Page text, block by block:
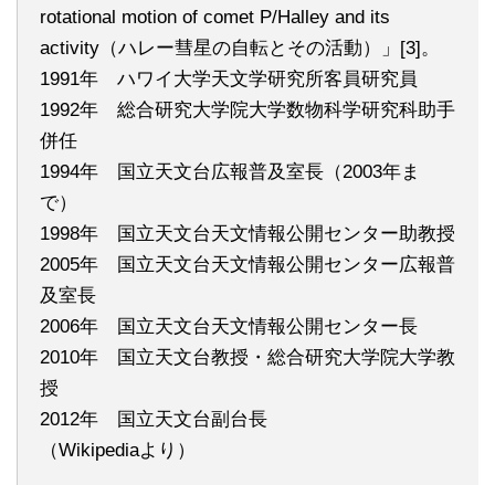
rotational motion of comet P/Halley and its
activity（ハレー彗星の自転とその活動）」[3]。
1991年 ハワイ大学天文学研究所客員研究員
1992年 総合研究大学院大学数物科学研究科助手
併任
1994年 国立天文台広報普及室長（2003年ま
で）
1998年 国立天文台天文情報公開センター助教授
2005年 国立天文台天文情報公開センター広報普
及室長
2006年 国立天文台天文情報公開センター長
2010年 国立天文台教授・総合研究大学院大学教
授
2012年 国立天文台副台長
（Wikipediaより）